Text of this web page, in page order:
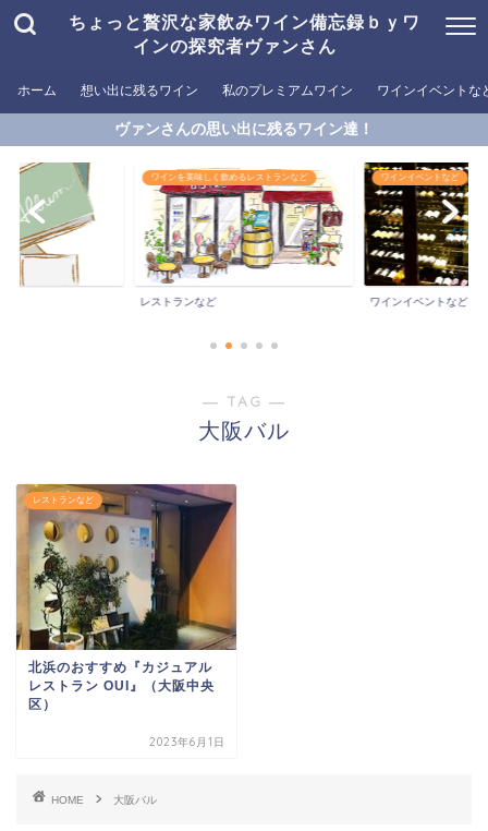
ちょっと贅沢な家飲みワイン備忘録ｂｙワ
インの探究者ヴァンさん
ホーム 想い出に残るワイン 私のプレミアムワイン ワインイベントな
ヴァンさんの思い出に残るワイン達！
ワインを美味しく飲めるレストランなど ワインイベントなど
― TAG ―
大阪バル
レストランなど
北浜のおすすめ『カジュアル
レストラン OUI』（大阪中央
区）
2023年6月1日
HOME 大阪バル